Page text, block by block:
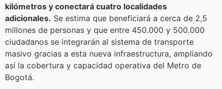
kilómetros y conectará cuatro localidades
adicionales. Se estima que beneficiará a cerca de 2,5
millones de personas y que entre 450.000 y 500.000
ciudadanos se integrarán al sistema de transporte
masivo gracias a esta nueva infraestructura, ampliando
así la cobertura y capacidad operativa del Metro de
Bogotá.